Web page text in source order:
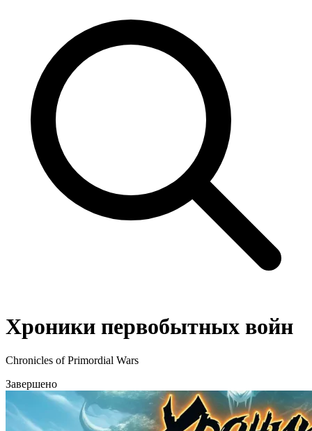
Хроники первобытных войн
Chronicles of Primordial Wars
Завершено